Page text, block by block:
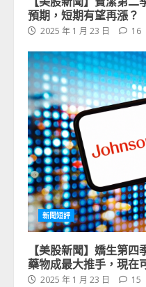
預期，短期有望再漲？
2025 年 1 月 23 日 16
新聞短評
【美股新聞】嬌生第
藥物成最大推手，現在
2025 年 1 月 23 日 15